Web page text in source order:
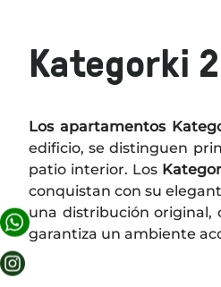
Kategorki 2
Los apartamentos
edificio, se distinguen
patio interior. Los
conquistan con su
una distribución original,
garantiza un ambiente